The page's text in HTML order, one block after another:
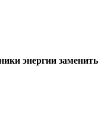
энергии заменить